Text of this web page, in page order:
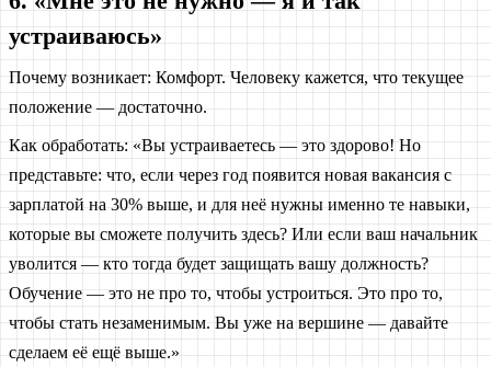
устраиваюсь»
Почему возникает: Комфорт. Человеку кажется, что текущее
положение — достаточно.
Как обработать: «Вы устраиваетесь — это здорово! Но
представьте: что, если через год появится новая вакансия с
зарплатой на 30% выше, и для неё нужны именно те навыки,
которые вы сможете получить здесь? Или если ваш начальник
уволится — кто тогда будет защищать вашу должность?
Обучение — это не про то, чтобы устроиться. Это про то,
чтобы стать незаменимым. Вы уже на вершине — давайте
сделаем её ещё выше.»